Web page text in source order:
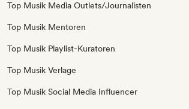
Top Musik Media Outlets/Journalisten
Top Musik Mentoren
Top Musik Playlist-Kuratoren
Top Musik Verlage
Top Musik Social Media Influencer